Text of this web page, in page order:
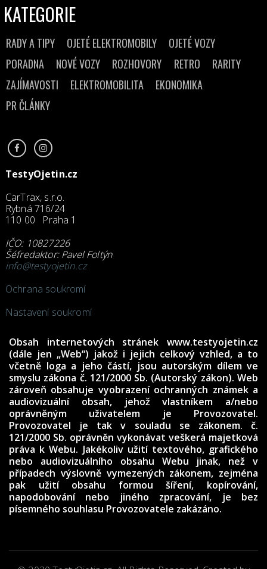
KATEGORIE
RADY A TIPY OJETÉ ELEKTROMOBILY
OJETÉ VOZY
PORADNA
NOVÉ VOZY ROZHOVORY RETRO
RARITY
ZAJÍMAVOSTI
ELEKTROMOBILITA
EKONOMIKA
PR ČLÁNKY
TestyOjetin.cz
CarTrax, s.r.o.
Rybná 716/24
110 00 Praha 1
IČO: 10827226
Šéfredaktor: Pavel Foltýn
info@testyojetin.cz
Ochrana soukromí
Nastavení soukromí
Obsah internetových stránek www.testyojetin.cz
(dále jen „Web“) jakož i jejich celkový vzhled, a to
včetně loga a jeho částí, jsou autorským dílem ve
smyslu zákona č. 121/2000 Sb. (Autorský zákon). Web
zároveň obsahuje vyobrazení ochranných známek a
audiovizuální obsah, jehož vlastníkem a/nebo
oprávněným uživatelem je Provozovatel.
Provozovatel je tak v souladu se zákonem. č.
121/2000 Sb. oprávněn vykonávat veškerá majetková
práva k Webu. Jakékoliv užití textového, grafického
nebo audiovizuálního obsahu Webu jinak, než v
případech výslovně vymezených zákonem, zejména
pak užití obsahu formou šíření, kopírování,
napodobování nebo jiného zpracování, je bez
písemného souhlasu Provozovatele zakázáno.